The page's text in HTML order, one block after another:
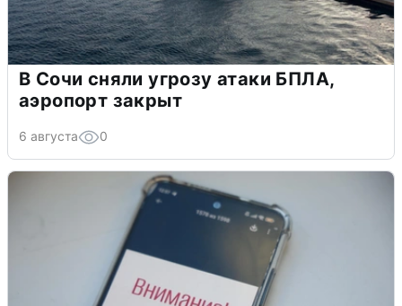
В Сочи сняли угрозу атаки БПЛА,
аэропорт закрыт
6 августа 0